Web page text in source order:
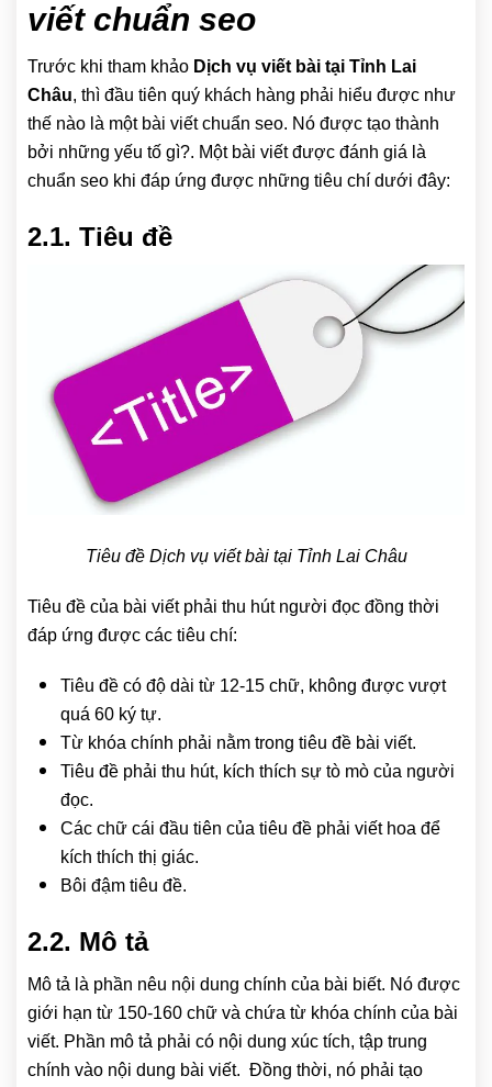
viết chuẩn seo
Trước khi tham khảo Dịch vụ viết bài tại Tỉnh Lai
Châu, thì đầu tiên quý khách hàng phải hiểu được như
thế nào là một bài viết chuẩn seo. Nó được tạo thành
bởi những yếu tố gì?. Một bài viết được đánh giá là
chuẩn seo khi đáp ứng được những tiêu chí dưới đây:
2.1. Tiêu đề
Tiêu đề Dịch vụ viết bài tại Tỉnh Lai Châu
Tiêu đề của bài viết phải thu hút người đọc đồng thời
đáp ứng được các tiêu chí:
Tiêu đề có độ dài từ 12-15 chữ, không được vượt
quá 60 ký tự.
Từ khóa chính phải nằm trong tiêu đề bài viết.
Tiêu đề phải thu hút, kích thích sự tò mò của người
đọc.
Các chữ cái đầu tiên của tiêu đề phải viết hoa để
kích thích thị giác.
Bôi đậm tiêu đề.
2.2. Mô tả
Mô tả là phần nêu nội dung chính của bài biết. Nó được
giới hạn từ 150-160 chữ và chứa từ khóa chính của bài
viết. Phần mô tả phải có nội dung xúc tích, tập trung
chính vào nội dung bài viết. Đồng thời, nó phải tạo